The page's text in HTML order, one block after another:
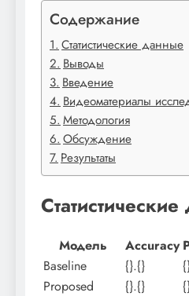
Содержание
Статистические данные
Выводы
Введение
Видеоматериалы
Методология
Обсуждение
Результаты
Модель Accuracy
Baseline
{}.{}
Proposed
{}.{}